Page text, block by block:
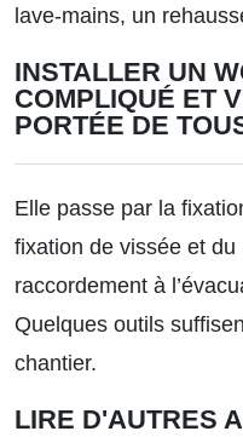
lave-mains, un
INSTALLER UN
COMPLIQUÉ ET
PORTÉE DE
Elle passe par la
fixation de vissée et
raccordement à
Quelques outils
chantier.
LIRE D'AUTRES